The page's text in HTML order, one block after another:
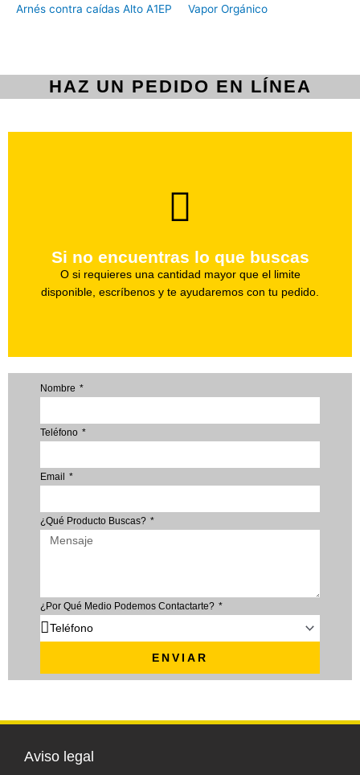
Arnés contra caídas Alto A1EP
Vapor Orgánico
HAZ UN PEDIDO EN LÍNEA
Si no encuentras lo que buscas
O si requieres una cantidad mayor que el limite
disponible, escríbenos y te ayudaremos con tu pedido.
Haz tu pedido
Nombre
Teléfono
Email
¿Qué Producto Buscas?
¿Por Qué Medio Podemos Contactarte?
ENVIAR
Aviso legal